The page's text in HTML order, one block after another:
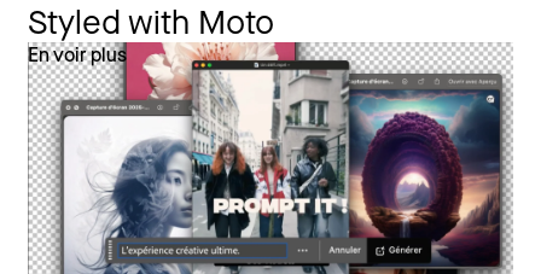
Styled with Moto
En voir plus